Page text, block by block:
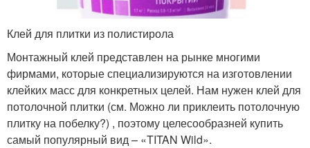
Клей для плитки из полистирола
Монтажный клей представлен на рынке многими
фирмами, которые специализируются на изготовлении
клейких масс для конкретных целей. Нам нужен клей для
потолочной плитки (см. Можно ли приклеить потолочную
плитку на побелку?) , поэтому целесообразней купить
самый популярный вид – «TITAN Wild».